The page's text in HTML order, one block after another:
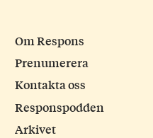
Om Respons
Prenumerera
Kontakta oss
Responspodden
Arkivet